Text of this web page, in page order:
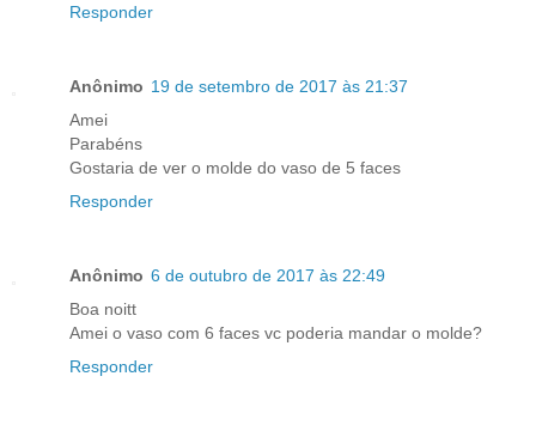
Responder
Anônimo 19 de setembro de 2017 às 21:37
Amei
Parabéns
Gostaria de ver o molde do vaso de 5 faces
Responder
Anônimo 6 de outubro de 2017 às 22:49
Boa noitt
Amei o vaso com 6 faces vc poderia mandar o molde?
Responder